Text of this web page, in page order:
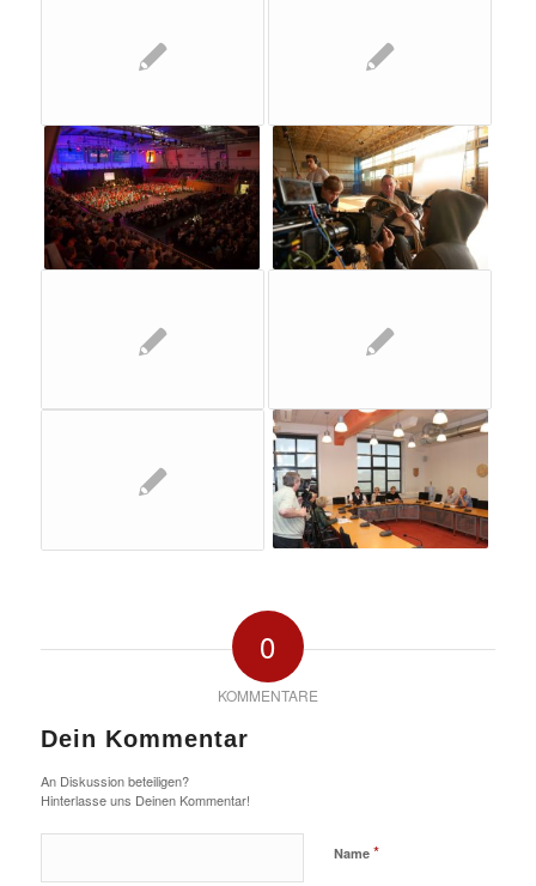
0
KOMMENTARE
Dein Kommentar
An Diskussion beteiligen?
Hinterlasse uns Deinen Kommentar!
Name *